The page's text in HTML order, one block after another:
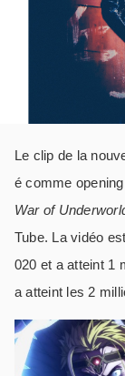
Le clip de la
é comme
War of
Tube. La vidéo
020 et a atteint 1
a atteint les 2